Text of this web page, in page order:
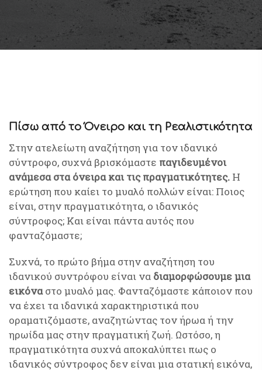
Πίσω από το Όνειρο και τη Ρεαλιστικότητα
Στην ατελείωτη αναζήτηση για τον ιδανικό
σύντροφο, συχνά βρισκόμαστε παγιδευμένοι
ανάμεσα στα όνειρα και τις πραγματικότητες. Η
ερώτηση που καίει το μυαλό πολλών είναι: Ποιος
είναι, στην πραγματικότητα, ο ιδανικός
σύντροφος; Και είναι πάντα αυτός που
φανταζόμαστε;
Συχνά, το πρώτο βήμα στην αναζήτηση του
ιδανικού συντρόφου είναι να διαμορφώσουμε μια
εικόναστο μυαλό μας. Φανταζόμαστε κάποιον που
να έχει τα ιδανικά χαρακτηριστικά που
οραματιζόμαστε, αναζητώντας τον ήρωα ή την
ηρωίδα μας στην πραγματική ζωή. Ωστόσο, η
πραγματικότητα συχνά αποκαλύπτει πως ο
ιδανικός σύντροφος δεν είναι μια στατική εικόνα,